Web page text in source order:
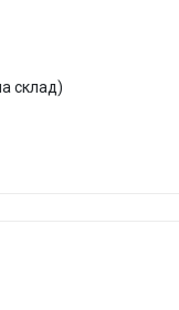
склад)